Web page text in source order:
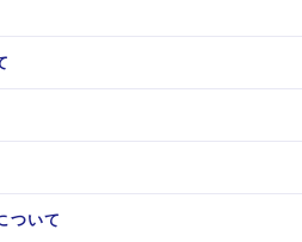
ついて